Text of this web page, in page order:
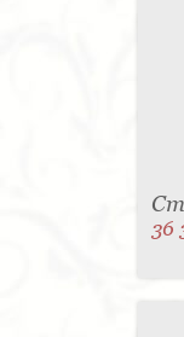
36